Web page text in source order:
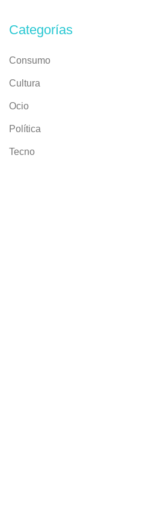
Categorías
Consumo
Cultura
Ocio
Política
Tecno